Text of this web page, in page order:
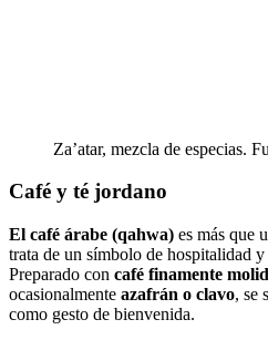
Za’atar, mezcla de especias.
Café y té jordano
El café árabe (qahwa) es más que
trata de un símbolo de hospitalidad
Preparado con café finamente
ocasionalmente azafrán o clavo, se
como gesto de bienvenida.